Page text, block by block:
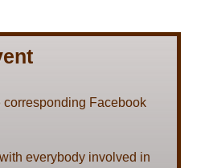
corresponding Facebook
everybody involved in